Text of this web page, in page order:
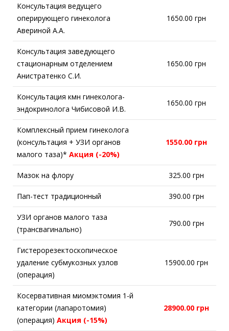
Консультация ведущего
оперирующего гинеколога
Авериной А.А.
1650.00 грн
Консультация заведующего
стационарным отделением
Анистратенко С.И.
1650.00 грн
Консультация кмн гинеколога-
эндокринолога Чибисовой И.В.
1650.00 грн
Комплексный прием гинеколога
(консультация + УЗИ органов
малого таза)* Акция (-20%)
1550.00 грн
Мазок на флору 325.00 грн
Пап-тест традиционный 390.00 грн
УЗИ органов малого таза
(трансвагинально)
790.00 грн
Гистерорезектоскопическое
удаление субмукозных узлов
(операция)
15900.00 грн
Косервативная миомэктомия 1-й
категории (лапаротомия)
(операция) Акция (-15%)
28900.00 грн